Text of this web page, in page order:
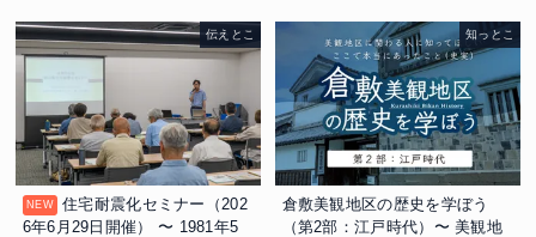
伝えとこ
住宅耐震化セミナー（202
6年6月29日開催） 〜 1981年5
知っとこ
倉敷美観地区の歴史を学ぼう
（第2部：江戸時代）〜 美観地